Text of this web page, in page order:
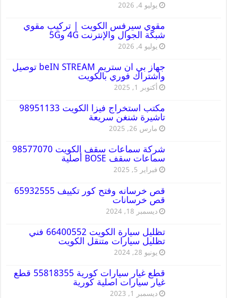
يوليو 4, 2026
مقوي سيرفس الكويت | تركيب مقوي
شبكة الجوال والإنترنت 4G و5G
يوليو 4, 2026
جهاز بي ان ستريم beIN STREAM توصيل
واشتراك فوري بالكويت
أكتوبر 1, 2025
مكتب استخراج فيزا الكويت 98951133
تاشيرة شنغن سريعة
مارس 26, 2025
شركة سماعات سقف الكويت 98577070
سماعات سقف BOSE أصلية
فبراير 5, 2025
قص خرسانه وفتح كور تكييف 65932555
قص خرسانات
ديسمبر 18, 2024
تظليل سيارة الكويت 66400552 فني
تظليل سيارات متنقل الكويت
يونيو 28, 2024
قطع غيار سيارات كورية 55818355 قطع
غيار سيارات اصلية كورية
ديسمبر 1, 2023